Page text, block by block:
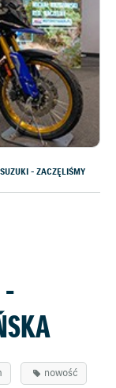
- ZACZĘLIŚMY
-
nowość